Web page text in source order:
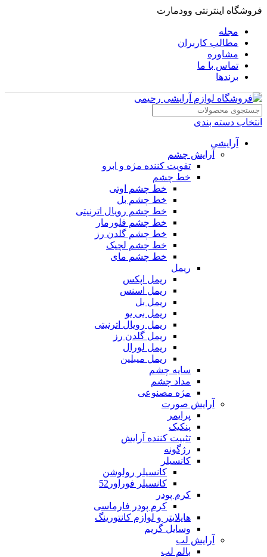
فروشگاه اینترنتی وودمارت
مجله
مطالب کاربران
مشاوره
تماس با ما
برندها
انتخاب دسته بندی
آرایشی
آرایش چشم
تقویت کننده مژه و ابرو
خط چشم
خط چشم اوتی
خط چشم بل
خط چشم رویال اترنیتی
خط چشم فلورمار
خط چشم گلدن رز
خط چشم لچیک
خط چشم مای
ریمل
ریمل اپکس
ریمل اسنس
ریمل بل
ریمل بی یو
ریمل رویال اترنیتی
ریمل گلدن رز
ریمل لورال
ریمل میبلین
سایه چشم
مداد چشم
مژه مصنوعی
آرایش صورت
پرایمر
پنکیک
تثبیت کننده آرایش
رژگونه
کانسیلر
کانسیلر رولوشن
کانسیلر فوراور52
کرم پودر
کرم پودر فارماسی
هایلایتر و لوازم کانتورینگ
وسایل گریم
آرایش لب
بالم لب